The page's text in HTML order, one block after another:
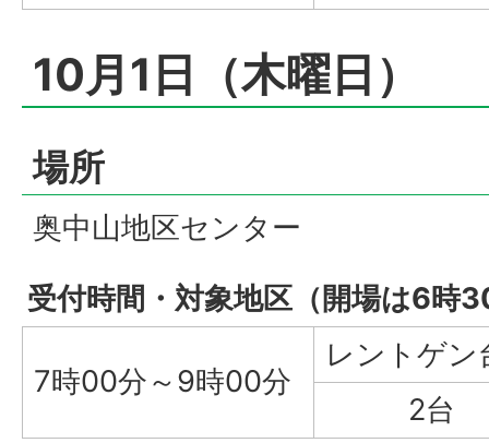
10月1日（木曜日）
場所
奥中山地区センター
受付時間・対象地区（開場は6時
7時00分～9時00分
レントゲン
2台